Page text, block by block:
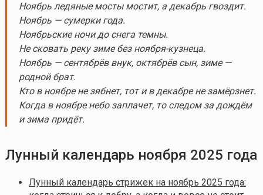
Ноябрь ледяные мосты мостит, а декабрь гвоздит.
Ноябрь — сумерки года.
Ноябрьские ночи до снега темны.
Не сковать реку зиме без ноября-кузнеца.
Ноябрь — сентябрёв внук, октябрёв сын, зиме —
родной брат.
Кто в ноябре не зябнет, тот и в декабре не замёрзнет.
Когда в ноябре небо заплачет, то следом за дождём
и зима придёт.
Лунный календарь ноября 2025 года
Лунный календарь стрижек на ноябрь 2025 года: